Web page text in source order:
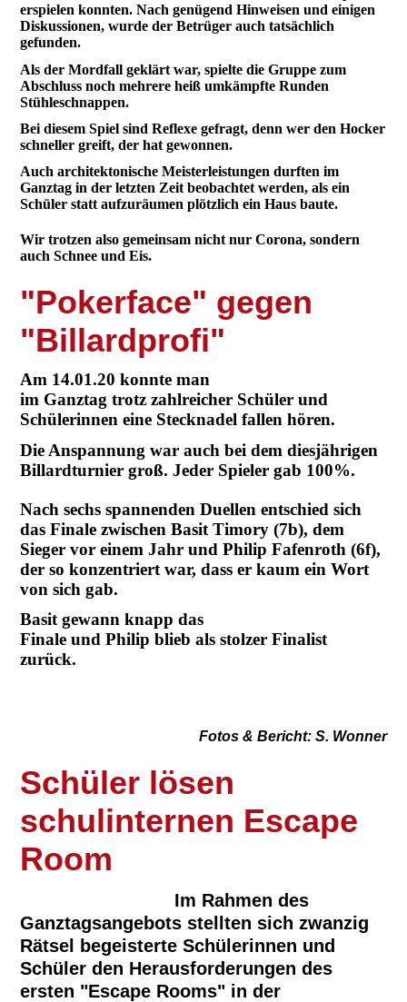
erspielen konnten. Nach genügend Hinweisen und einigen
Diskussionen, wurde der Betrüger auch tatsächlich
gefunden.
Als der Mordfall geklärt war, spielte die Gruppe zum
Abschluss noch mehrere heiß umkämpfte Runden
Stühleschnappen.
Bei diesem Spiel sind Reflexe gefragt, denn wer den Hocker
schneller greift, der hat gewonnen.
Auch architektonische Meisterleistungen durften im
Ganztag in der letzten Zeit beobachtet werden, als ein
Schüler statt aufzuräumen plötzlich ein Haus baute.
Wir trotzen also gemeinsam nicht nur Corona, sondern
auch Schnee und Eis.
"Pokerface" gegen
"Billardprofi"
Am 14.01.20 konnte man
im Ganztag trotz zahlreicher Schüler und
Schülerinnen eine Stecknadel fallen hören.
Die Anspannung war auch bei dem diesjährigen
Billardturnier groß. Jeder Spieler gab 100%.
Nach sechs spannenden Duellen entschied sich
das Finale zwischen Basit Timory (7b), dem
Sieger vor einem Jahr und Philip Fafenroth (6f),
der so konzentriert war, dass er kaum ein Wort
von sich gab.
Basit gewann knapp das
Finale und Philip blieb als stolzer Finalist
zurück.
Fotos & Bericht: S. Wonner
Schüler lösen
schulinternen Escape
Room
Im Rahmen des
Ganztagsangebots stellten sich zwanzig
Rätsel begeisterte Schülerinnen und
Schüler den Herausforderungen des
ersten "Escape Rooms" in der